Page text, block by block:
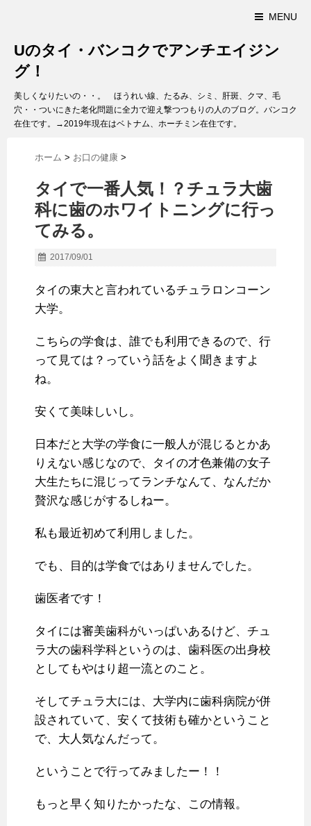
MENU
Uのタイ・バンコクでアンチエイジン
グ！
美しくなりたいの・・。 ほうれい線、たるみ、シミ、肝斑、クマ、毛
穴・・ついにきた老化問題に全力で迎え撃つつもりの人のブログ。バンコク
在住です。→2019年現在はベトナム、ホーチミン在住です。
ホーム > お口の健康 >
タイで一番人気！？チュラ大歯
科に歯のホワイトニングに行っ
てみる。
2017/09/01
タイの東大と言われているチュラロンコーン
大学。
こちらの学食は、誰でも利用できるので、行
って見ては？っていう話をよく聞きますよ
ね。
安くて美味しいし。
日本だと大学の学食に一般人が混じるとかあ
りえない感じなので、タイの才色兼備の女子
大生たちに混じってランチなんて、なんだか
贅沢な感じがするしねー。
私も最近初めて利用しました。
でも、目的は学食ではありませんでした。
歯医者です！
タイには審美歯科がいっぱいあるけど、チュ
ラ大の歯科学科というのは、歯科医の出身校
としてもやはり超一流とのこと。
そしてチュラ大には、大学内に歯科病院が併
設されていて、安くて技術も確かということ
で、大人気なんだって。
ということで行ってみましたー！！
もっと早く知りたかったな、この情報。